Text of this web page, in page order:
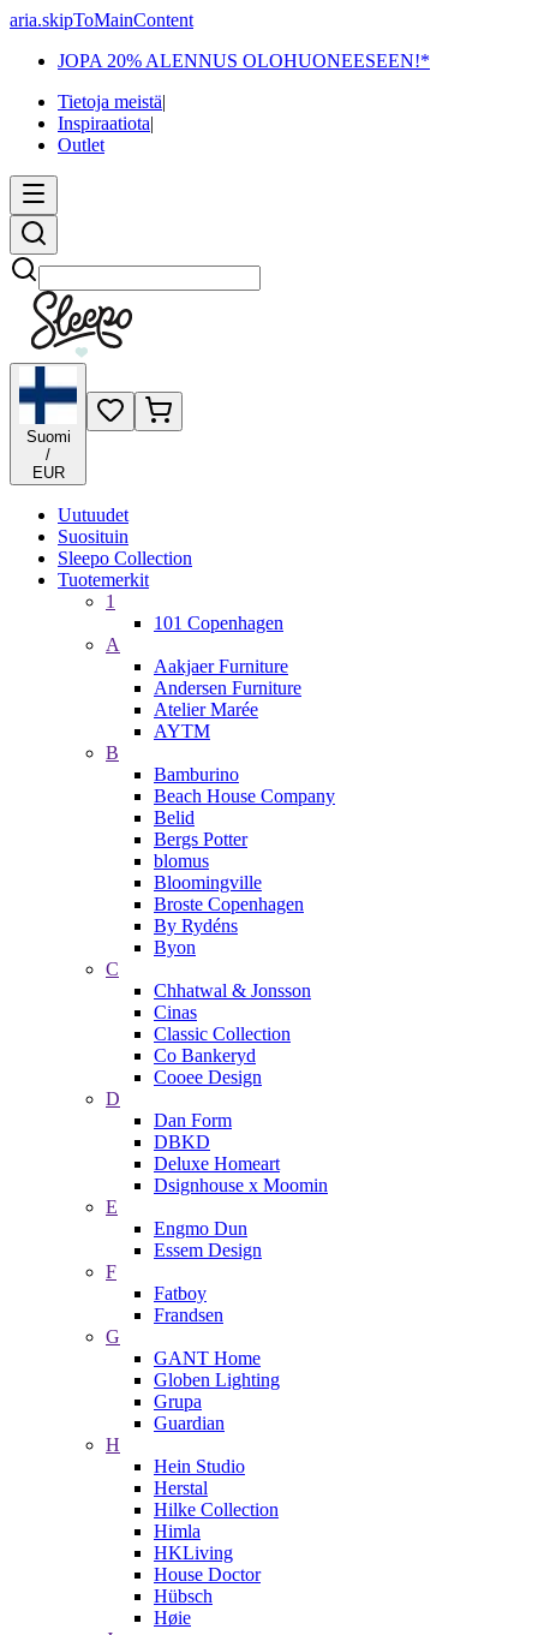
aria.skipToMainContent
JOPA 20% ALENNUS OLOHUONEESEEN!*
Tietoja meistä|
Inspiraatiota|
Outlet
Etsi
Suomi
/
EUR
Uutuudet
Suosituin
Sleepo Collection
Tuotemerkit
1
101 Copenhagen
A
Aakjaer Furniture
Andersen Furniture
Atelier Marée
AYTM
B
Bamburino
Beach House Company
Belid
Bergs Potter
blomus
Bloomingville
Broste Copenhagen
By Rydéns
Byon
C
Chhatwal & Jonsson
Cinas
Classic Collection
Co Bankeryd
Cooee Design
D
Dan Form
DBKD
Deluxe Homeart
Dsignhouse x Moomin
E
Engmo Dun
Essem Design
F
Fatboy
Frandsen
G
GANT Home
Globen Lighting
Grupa
Guardian
H
Hein Studio
Herstal
Hilke Collection
Himla
HKLiving
House Doctor
Hübsch
Høie